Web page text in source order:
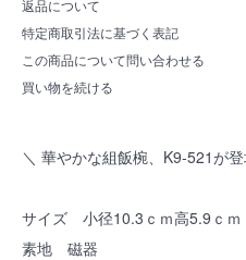
返品について
特定商取引法に基づく表記
この商品について問い合わせる
買い物を続ける
＼ 華やかな組飯椀、K9-521が
サイズ 小径10.3ｃｍ高5.9ｃ
素地 磁器